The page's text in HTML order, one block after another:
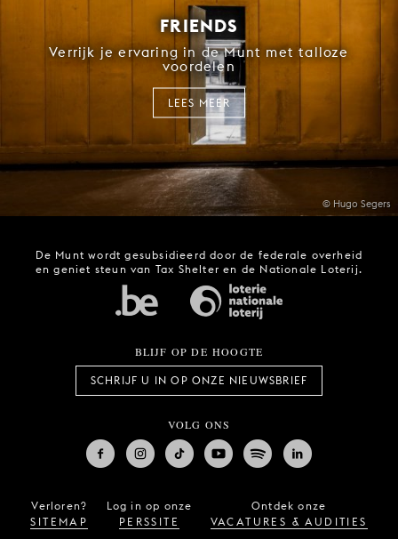
© Hugo Segers
FRIENDS
Verrijk je ervaring in de Munt met talloze
voordelen
LEES MEER
De Munt wordt gesubsidieerd door de federale overheid
en geniet steun van Tax Shelter en de Nationale Loterij.
BLIJF OP DE HOOGTE
SCHRIJF U IN OP ONZE NIEUWSBRIEF
VOLG ONS
Verloren?
SITEMAP
Log in op onze
PERSSITE
Ontdek onze
VACATURES & AUDITIES